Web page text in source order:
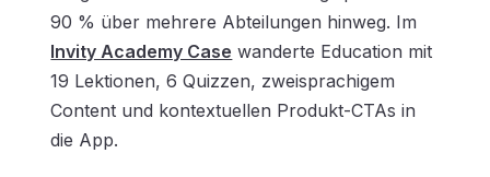
90 % über mehrere Abteilungen hinweg. Im
Invity Academy Case wanderte Education mit
19 Lektionen, 6 Quizzen, zweisprachigem
Content und kontextuellen Produkt-CTAs in
die App.